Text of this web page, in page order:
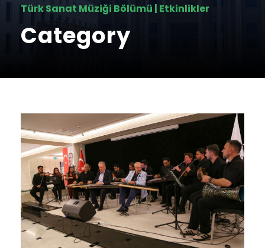
Türk Sanat Müziği Bölümü | Etkinlikler
Category